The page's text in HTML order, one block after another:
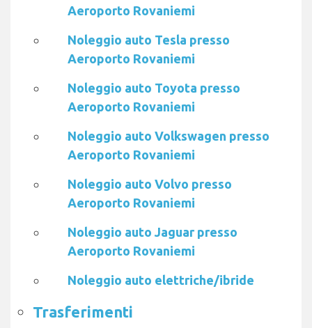
Aeroporto Rovaniemi
Noleggio auto Tesla presso
Aeroporto Rovaniemi
Noleggio auto Toyota presso
Aeroporto Rovaniemi
Noleggio auto Volkswagen presso
Aeroporto Rovaniemi
Noleggio auto Volvo presso
Aeroporto Rovaniemi
Noleggio auto Jaguar presso
Aeroporto Rovaniemi
Noleggio auto elettriche/ibride
Trasferimenti